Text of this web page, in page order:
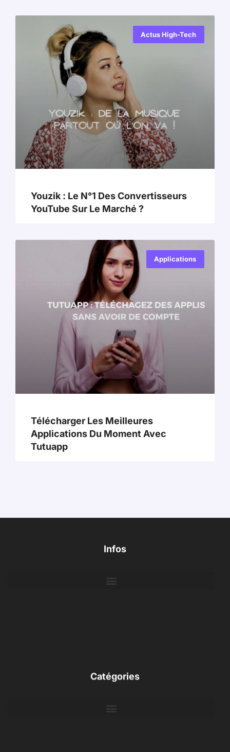
Actus High-Tech
Youzik : Le N°1 Des Convertisseurs
YouTube Sur Le Marché ?
Applications
Télécharger Les Meilleures
Applications Du Moment Avec
Tutuapp
Infos
Catégories